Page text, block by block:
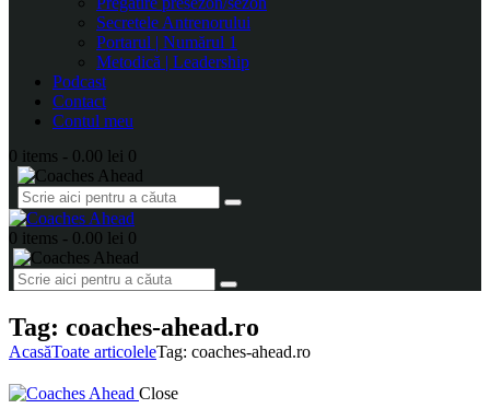
Secretele Antrenorului
Portarul | Numărul 1
Metodică | Leadership
Podcast
Contact
Contul meu
0 items - 0.00 lei 0
0 items - 0.00 lei 0
Tag: coaches-ahead.ro
AcasăToate articoleleTag: coaches-ahead.ro
Close